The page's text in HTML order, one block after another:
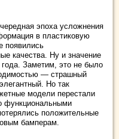
эпоха усложнения
в пластиковую
появились
качества. Ну и значение
года. Заметим, это не было
— страшный
Но так
модели перестали
функциональными
положительные
бамперам.